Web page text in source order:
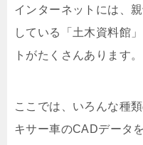
インターネットには、
している「土木資料館
トがたくさんあります。
ここでは、いろんな種
キサー車のCADデータ